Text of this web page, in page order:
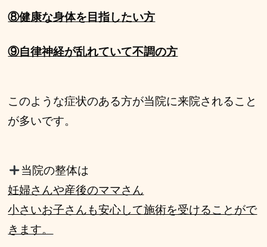
⑧健康な身体を目指したい方
⑨自律神経が乱れていて不調の方
このような症状のある方が当院に来院されること
が多いです。
当院の整体は
妊婦さんや産後のママさん
小さいお子さんも安心して施術を受けることがで
きます。